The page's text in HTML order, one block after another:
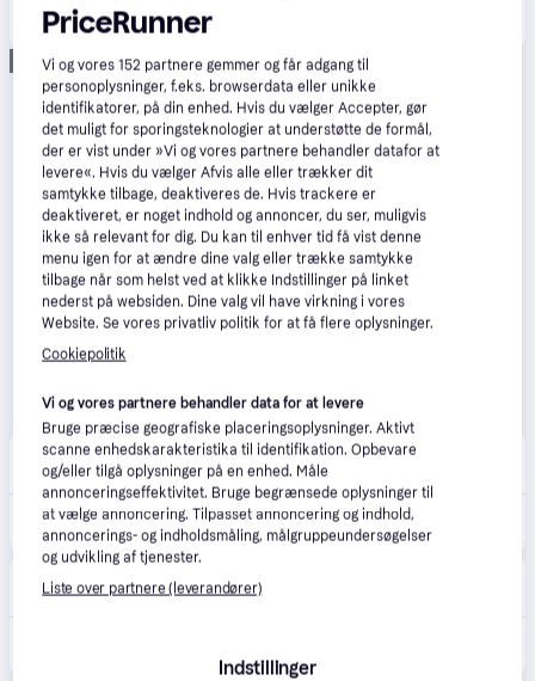
PanzerGlass Screen Protector iPhone 16 classic fit
Annonce
MyTrendyPhone
39 kr. fragt,1 dag
iPhone 16/15 PanzerGlass Classic Fit Skærmbeskyttelse Hærdet Glas - 9H
Eller 3 betalinger af 60 kr.
MOBILCOVERS.DK
29 kr. fragt,1 dag
PriceRunner
Vi og vores152 partnere gemmer og får adgang til
personoplysninger, f.eks. browserdata eller unikke
identifikatorer, på din enhed. Hvis du vælger Accepter, gør
det muligt for sporingsteknologier at understøtte de formål,
der er vist under »Vi og vores partnere behandler datafor at
levere«. Hvis du vælger Afvis alle eller trækker dit
samtykke tilbage, deaktiveres de. Hvis trackere er
deaktiveret, er noget indhold og annoncer, du ser, muligvis
ikke så relevant for dig. Du kan til enhver tid få vist denne
menu igen for at ændre dine valg eller trække samtykke
tilbage når som helst ved at klikke Indstillinger på linket
nederst på websiden. Dine valg vil have virkning i vores
Website. Se vores privatliv politik for at få flere oplysninger.
Cookiepolitik
Vi og vores partnere behandler data for at levere
Bruge præcise geografiske placeringsoplysninger. Aktivt
scanne enhedskarakteristika til identifikation. Opbevare
og/eller tilgå oplysninger på en enhed. Måle
annonceringseffektivitet. Bruge begrænsede oplysninger til
at vælge annoncering. Tilpasset annoncering og indhold,
annoncerings- og indholdsmåling, målgruppeundersøgelser
og udvikling af tjenester.
Liste over partnere (leverandører)
Indstillinger